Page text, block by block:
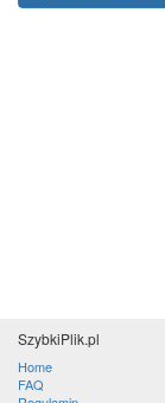
SzybkiPlik.pl
Home
FAQ